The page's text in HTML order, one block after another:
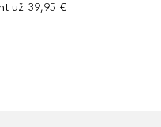
už 39,95 €